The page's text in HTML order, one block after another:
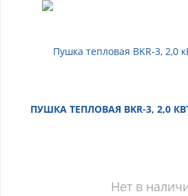
ПУШКА ТЕПЛОВАЯ BKR-3, 2,0
Нет в